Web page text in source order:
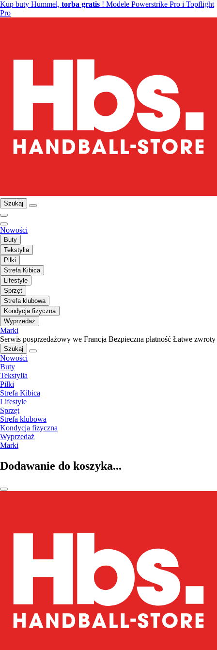
Kup buty Hummel, torba gratis ! Modele Powerstrike Pro i Topflight
Pro
Szukaj
Nowości
Buty
Tekstylia
Piłki
Strefa Kibica
Lifestyle
Sprzęt
Strefa klubowa
Kondycja fizyczna
Wyprzedaż
Marki
Serwis posprzedażowy we Francja Bezpieczna płatność Łatwe zwroty
Szukaj
Nowości
Buty
Tekstylia
Piłki
Strefa Kibica
Lifestyle
Sprzęt
Strefa klubowa
Kondycja fizyczna
Wyprzedaż
Marki
Dodawanie do koszyka...